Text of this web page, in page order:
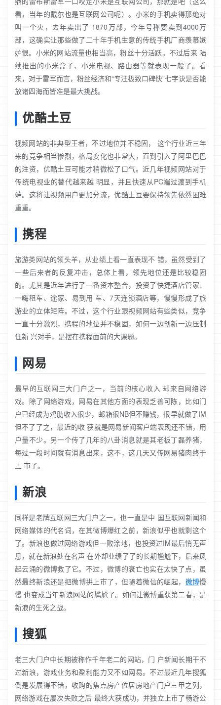
看，当年的戴尔也是互联网公司呢）。小米的手机卖得那绝对
叫一个火，去年卖出了 1870万部，今年号称要卖到4000万
部，这确实让那些做了二十年手机生意的传统手机厂商羡慕嫉
妒恨。小米的网站流量也相当高，粉丝十分活跃。不过后来 陆
续推出的小米盒子、小米电视、路由器等就表现一般了。看
来，对于雷军而言，粉丝经济和“专注极致口碑快”七字诀是否能
放诸四海而皆准是最大挑战。
优酷土豆
视频网站的非典型王者，不过地位并不稳固， 这个行业近三年
来的竞争相当惨烈，格局变化也非常大，直到引入了阿里巴巴
的注资，优酷土豆可能才稍微松了口气。近几年视频网站对于
传统电视业的替代越来越 明显，并且快速从PC端过渡到手机
端。这将让视频用户更加分流，优酷土豆要保持领先依然困难
重重。
携程
旅游类网站的领头羊，从业绩上看一直表现不 错，虽然受到了
一些后来者的反复冲击，总体上看，领先地位还是比较稳固
的。尤其是近年进行了一番资本整合，投资了快捷酒店管家、
一嗨租车、途家、易到用 车、7天连锁酒店等，慢慢形成了旅
游业的立体矩阵。不过，这个行业跟视频网站有些类似，竞争
一直十分激烈，携程的地位并不稳固，如何一边创新一边压制
住新 兴对手，是摆在携程面前的大课题。
网易
最早的互联网三大门户之一，当前的核心收入 却来自网络游
戏。除了网络游戏，网易在其他方面的表现乏善可陈，比如门
户已经成为鸡肋收入很少，邮箱很NB但不赚钱，很早就做了IM
但不了了之，最近的收 获就是网易新闻客户端表现还不错，用
户量不少。另一个传了几年的八卦消息就是其老板丁磊养猪，
每过一段时间就有消息出来，这不，这几天又传网易猪肉终于
上 市了。
新浪
同样是老牌互联网三大门户之一，也一直是中 国互联网新闻和
网络媒体的代名词，在其微博爆红之前，新浪似乎也就剩这个
了。新浪也做过网络游戏但一败涂地，也投资过IM最后悄无声
息，就在新浪处在名声 在外却业绩了了的长期尴尬下，后来风
起云涌的微博救了它。不过，微博的衰亡也实在太快了点，虽
然最终新浪还是把微博拱上市了，但随着微信的崛起， 微博慢
慢 也变成当年新浪网站的尴尬了。如何让微博重获第二春，是
新浪的生死之战。
搜狐
老三大门户中长期被称作千年老二的网站，门 户新闻长期干不
过新浪，游戏业务和盈利能力又不如网易。不过最近几年搜狐
倒是发展得不错，收购的焦点房产位居房地产门户三甲之列，
网络游戏在屡次失败之后 最终大获成功，并独立上市了畅游公